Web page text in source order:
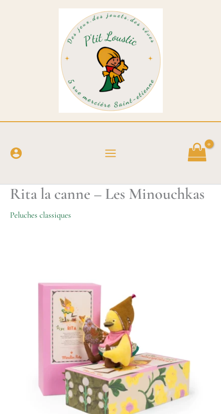
Rita la canne – Les Minouchkas
Peluches classiques